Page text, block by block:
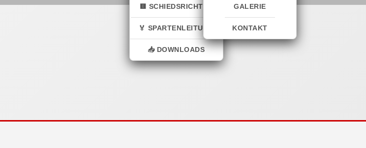
🟨 SCHIEDSRICHTER
🏅 SPARTENLEITUNG
📥 DOWNLOADS
GALERIE
KONTAKT